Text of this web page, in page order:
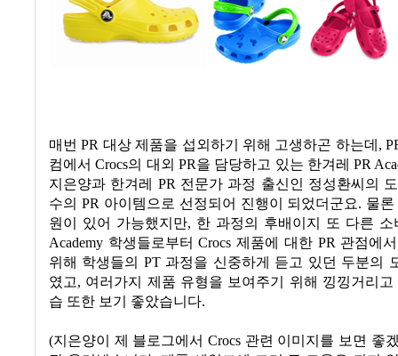
매번 PR 대상 제품을 섭외하기 위해 고생하곤 하는데 ,
컴에서 Crocs의 대외 PR을 담당하고 있는 한겨레 PR
지은양과 한겨레
PR 전문가 과정 출신인 정성환씨의
수의 PR 아이템으로 선정되어 진행이 되었더군요. 물
원이 있어 가능했지만, 한 과정의 후배이지 또 다른 소
Academy 학생들로부터 Crocs제품에 대한 PR 관점에
위해 학생들의 PT과정을 신중하게 듣고 있던 두분의
였고, 여러가지 제품 유형을 보여주기 위해 낑낑거리
습 또한 보기 좋았습니다.
(지은양이 제 블로그에서 Crocs 관련 이미지를 보면 좋